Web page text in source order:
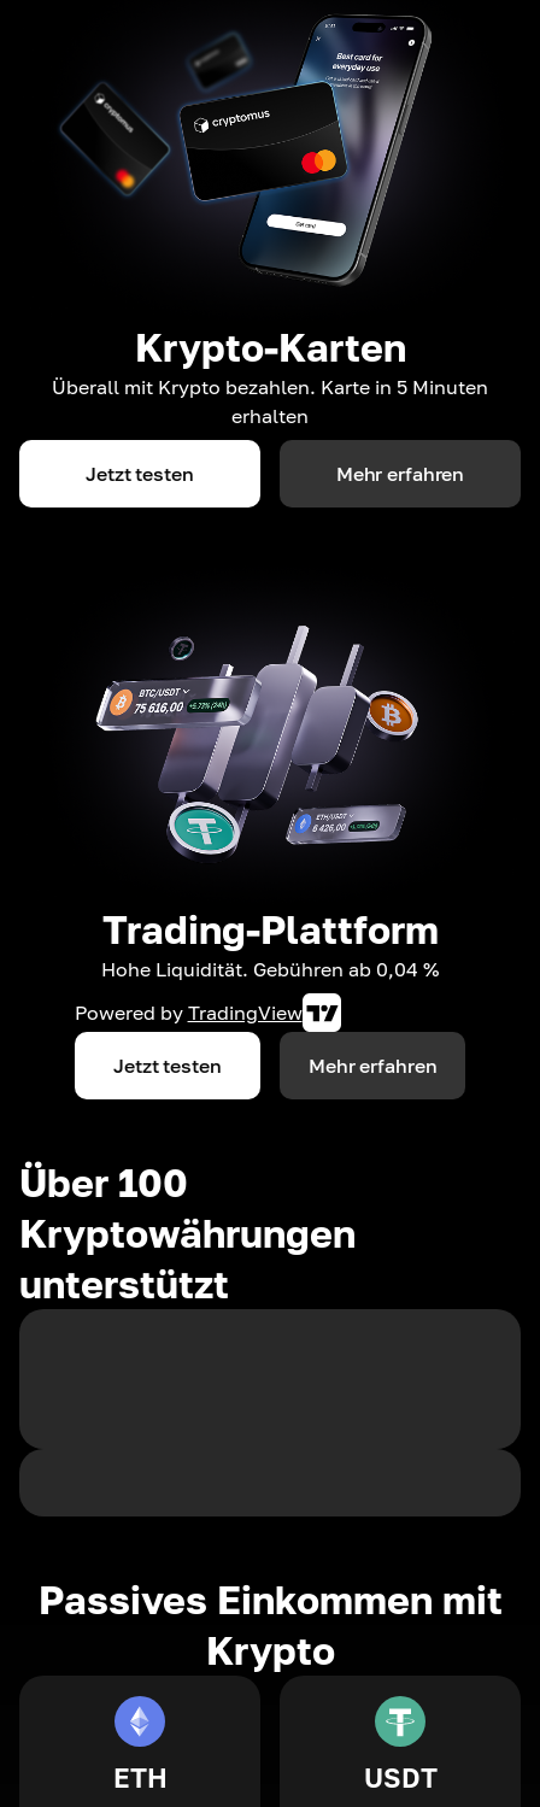
Krypto-Karten
Überall mit Krypto bezahlen. Karte in 5 Minuten
erhalten
Jetzt testen Mehr erfahren
Trading-Plattform
Hohe Liquidität. Gebühren ab 0,04 %
Powered by TradingView
Jetzt testen Mehr erfahren
Über 100
Kryptowährungen
unterstützt
Passives Einkommen mit
Krypto
ETH USDT